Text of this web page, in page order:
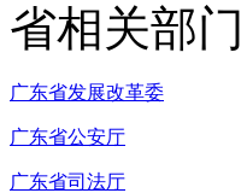
省相关部门
广东省发展改革委
广东省公安厅
广东省司法厅